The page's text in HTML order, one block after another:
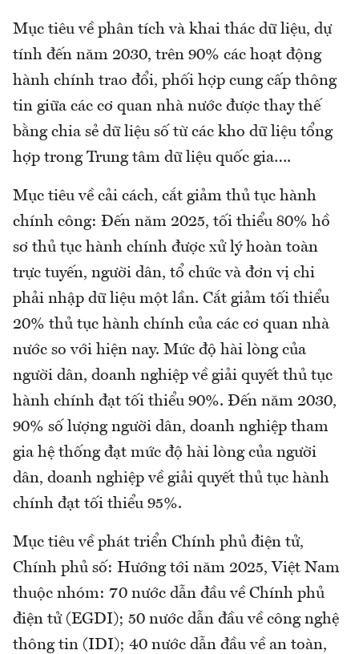
Mục tiêu về phân tích và khai thác dữ liệu, dự
tính đến năm 2030, trên 90% các hoạt động
hành chính trao đổi, phối hợp cung cấp thông
tin giữa các cơ quan nhà nước được thay thế
bằng chia sẻ dữ liệu số từ các kho dữ liệu tổng
hợp trong Trung tâm dữ liệu quốc gia….
Mục tiêu về cải cách, cắt giảm thủ tục hành
chính công: Đến năm 2025, tối thiểu 80% hồ
sơ thủ tục hành chính được xử lý hoàn toàn
trực tuyến, người dân, tổ chức và đơn vị chi
phải nhập dữ liệu một lần. Cắt giảm tối thiểu
20% thủ tục hành chính của các cơ quan nhà
nước so với hiện nay. Mức độ hài lòng của
người dân, doanh nghiệp về giải quyết thủ tục
hành chính đạt tối thiểu 90%. Đến năm 2030,
90% số lượng người dân, doanh nghiệp tham
gia hệ thống đạt mức độ hài lòng của người
dân, doanh nghiệp về giải quyết thủ tục hành
chính đạt tối thiểu 95%.
Mục tiêu về phát triển Chính phủ điện tử,
Chính phủ số: Hướng tới năm 2025, Việt Nam
thuộc nhóm: 70 nước dẫn đầu về Chính phủ
điện tử (EGDI); 50 nước dẫn đầu về công nghệ
thông tin (IDI); 40 nước dẫn đầu về an toàn,